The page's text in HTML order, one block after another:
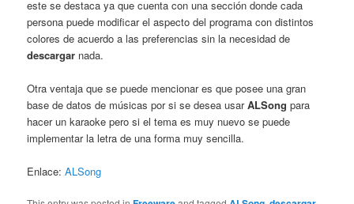
este se destaca ya que cuenta con una sección donde cada
persona puede modificar el aspecto del programa con distintos
colores de acuerdo a las preferencias sin la necesidad de
descargar nada.
Otra ventaja que se puede mencionar es que posee una gran
base de datos de músicas por si se desea usarALSongpara
hacer un karaoke pero si el tema es muy nuevo se puede
implementar la letra de una forma muy sencilla.
Enlace:ALSong